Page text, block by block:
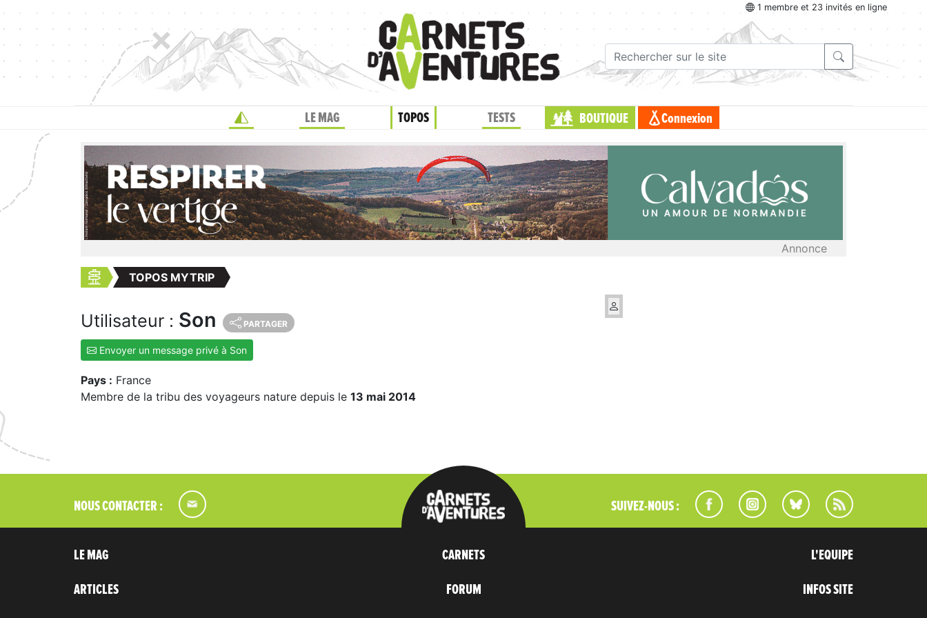
1 membre et 23 invités en ligne
LE MAG TOPOS TESTS BOUTIQUE Connexion
Annonce
TOPOS MYTRIP
Utilisateur : Son PARTAGER
Envoyer un message privé à Son
Pays : France
Membre de la tribu des voyageurs nature depuis le 13 mai 2014
NOUS CONTACTER : SUIVEZ-NOUS :
LE MAG
ARTICLES
CARNETS
FORUM
L'EQUIPE
INFOS SITE